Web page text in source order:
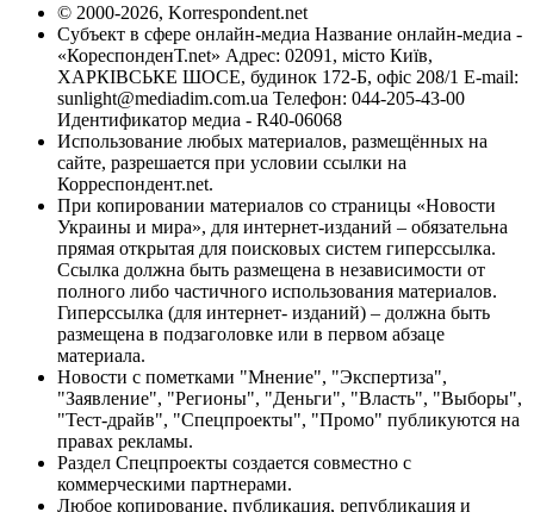
© 2000-2026, Korrespondent.net
Субъект в сфере онлайн-медиа Название онлайн-медиа -
«КореспонденТ.net» Адрес: 02091, місто Київ,
ХАРКІВСЬКЕ ШОСЕ, будинок 172-Б, офіс 208/1 E-mail:
sunlight@mediadim.com.ua Телефон: 044-205-43-00
Идентификатор медиа - R40-06068
Использование любых материалов, размещённых на
сайте, разрешается при условии ссылки на
Корреспондент.net.
При копировании материалов со страницы «Новости
Украины и мира», для интернет-изданий – обязательна
прямая открытая для поисковых систем гиперссылка.
Ссылка должна быть размещена в независимости от
полного либо частичного использования материалов.
Гиперссылка (для интернет- изданий) – должна быть
размещена в подзаголовке или в первом абзаце
материала.
Новости с пометками "Мнение", "Экспертиза",
"Заявление", "Регионы", "Деньги", "Власть", "Выборы",
"Тест-драйв", "Спецпроекты", "Промо" публикуются на
правах рекламы.
Раздел Спецпроекты создается совместно с
коммерческими партнерами.
Любое копирование, публикация, републикация и